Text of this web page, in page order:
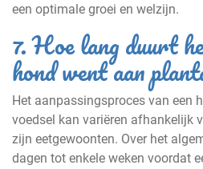
een optimale groei en welzijn.
7. Hoe lang duurt
hond went aan
Het aanpassingsproces van een
voedsel kan variëren afhankelijk
zijn eetgewoonten. Over het
dagen tot enkele weken voordat